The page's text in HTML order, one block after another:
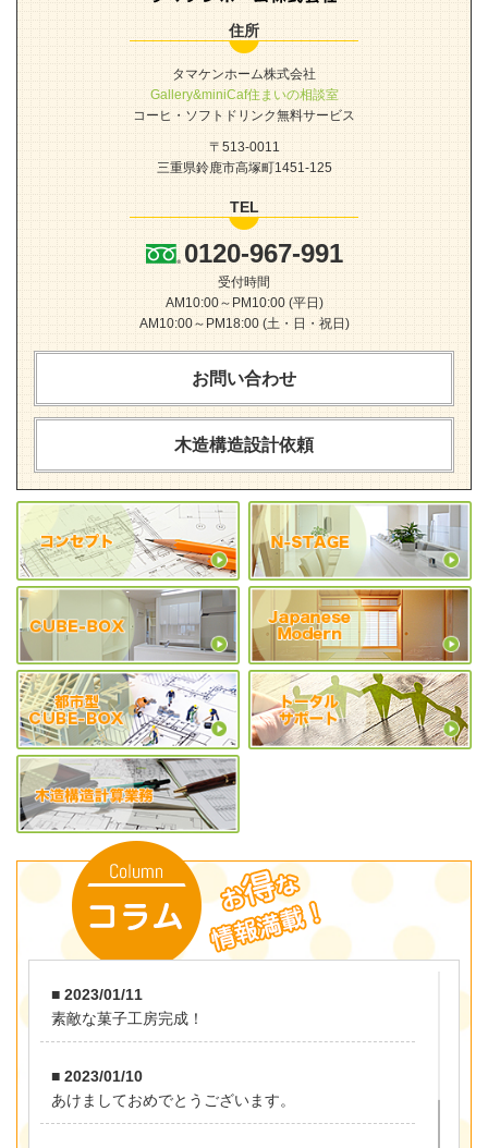
住所
タマケンホーム株式会社
Gallery&miniCaf住まいの相談室
コーヒ・ソフトドリンク無料サービス
〒513-0011
三重県鈴鹿市高塚町1451-125
TEL
0120-967-991
受付時間
AM10:00～PM10:00 (平日)
AM10:00～PM18:00 (土・日・祝日)
お問い合わせ
木造構造設計依頼
■ 2023/01/11
素敵な菓子工房完成！
■ 2023/01/10
あけましておめでとうございます。